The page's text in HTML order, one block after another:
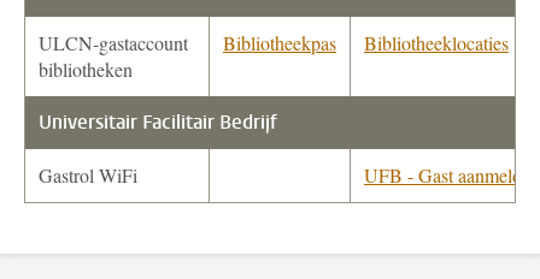
ULCN-gastaccount
bibliotheken
Bibliotheekpas Bibliotheeklocaties
Universitair Facilitair Bedrijf
Gastrol WiFi UFB - Gast aanmelden